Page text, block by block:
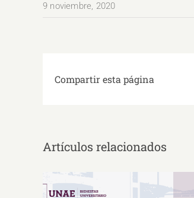
9 noviembre, 2020
Compartir esta página
Artículos relacionados